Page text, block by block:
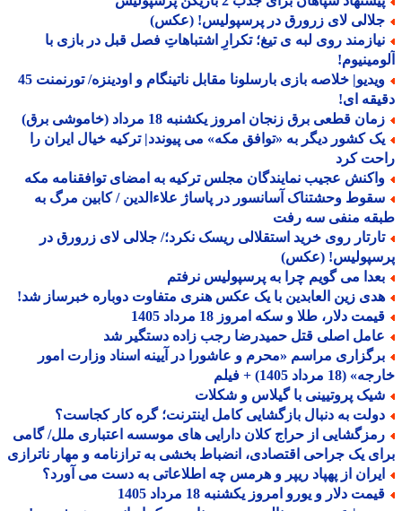
لای زرورق در پرسپولیس! (عکس)
روی لبه ی تیغ؛ تکرارِ اشتباهاتِ فصل قبل در بازی با
ویدیو| خلاصه بازی بارسلونا مقابل ناتینگام و اودینزه/ تورنمنت 45
ای!
قطعی برق زنجان امروز یکشنبه 18 مرداد (خاموشی برق)
کشور دیگر به «توافق مکه» می پیوندد| ترکیه خیال ایران را
کرد
عجیب نمایندگان مجلس ترکیه به امضای توافقنامه مکه
وحشتناک آسانسور در پاساژ علاءالدین / کابین مرگ به
منفی سه رفت
روی خرید استقلالی ریسک نکرد؛/ جلالی لای زرورق در
(عکس)
می گویم چرا به پرسپولیس نرفتم
زین العابدین با یک عکس هنری متفاوت دوباره خبرساز شد!
دلار، طلا و سکه امروز 18 مرداد 1405
اصلی قتل حمیدرضا رجب زاده دستگیر شد
مراسم «محرم و عاشورا در آیینه اسناد وزارت امور
مرداد 1405) + فیلم
پروتیینی با گیلاس و شکلات
به دنبال بازگشایی کامل اینترنت؛ گره کار کجاست؟
از حراج کلان دارایی های موسسه اعتباری ملل/ گامی
یک جراحی اقتصادی، انضباط بخشی به ترازنامه و مهار ناترازی
از پهپاد ریپر و هرمس چه اطلاعاتی به دست می آورد؟
دلار و یورو امروز یکشنبه 18 مرداد 1405